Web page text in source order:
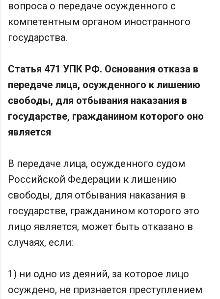
вопроса о передаче осужденного с
компетентным органом иностранного
государства.
Статья 471 УПК РФ. Основания отказа в
передаче лица, осужденного к лишению
свободы, для отбывания наказания в
государстве, гражданином которого оно
является
В передаче лица, осужденного судом
Российской Федерации к лишению
свободы, для отбывания наказания в
государстве, гражданином которого это
лицо является, может быть отказано в
случаях, если:
1) ни одно из деяний, за которое лицо
осуждено, не признается преступлением